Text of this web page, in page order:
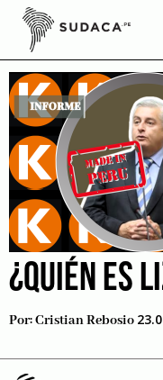
Skip
contentJuan
¿QUIÉN ES
Por:Cristian Rebosio